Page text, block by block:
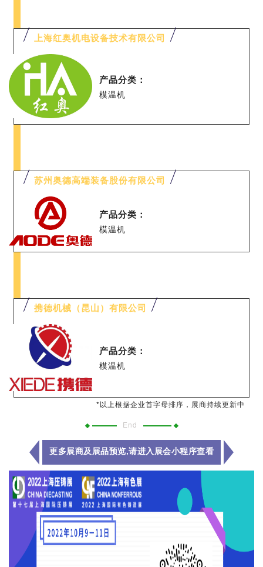
上海红奥机电设备技术有限公司
产品分类：
模温机
苏州奥德高端装备股份有限公司
产品分类：
模温机
携德机械（昆山）有限公司
产品分类：
模温机
*以上根据企业首字母排序，展商持续更新中
End
更多展商及展品预览,请进入展会小程序查看